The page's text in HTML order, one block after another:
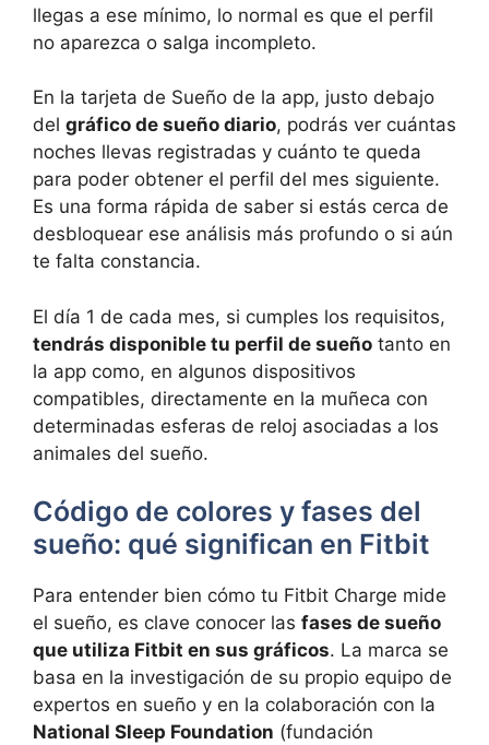
llegas a ese mínimo, lo normal es que el perfil
no aparezca o salga incompleto.
En la tarjeta de Sueño de la app, justo debajo
del gráfico de sueño diario, podrás ver cuántas
noches llevas registradas y cuánto te queda
para poder obtener el perfil del mes siguiente.
Es una forma rápida de saber si estás cerca de
desbloquear ese análisis más profundo o si aún
te falta constancia.
El día 1 de cada mes, si cumples los requisitos,
tendrás disponible tu perfil de sueño tanto en
la app como, en algunos dispositivos
compatibles, directamente en la muñeca con
determinadas esferas de reloj asociadas a los
animales del sueño.
Código de colores y fases del
sueño: qué significan en Fitbit
Para entender bien cómo tu Fitbit Charge mide
el sueño, es clave conocer las fases de sueño
que utiliza Fitbit en sus gráficos. La marca se
basa en la investigación de su propio equipo de
expertos en sueño y en la colaboración con la
National Sleep Foundation (fundación